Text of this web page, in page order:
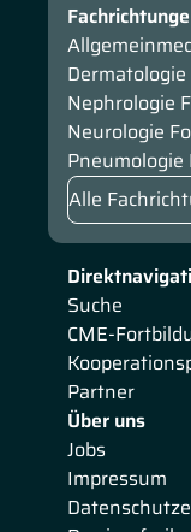
Suche
CME-
Partner
Über uns
Jobs
Impressum
Nephrologie
Neurologie
Alle